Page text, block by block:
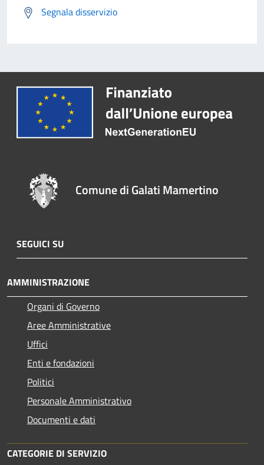
Segnala disservizio
Comune di Galati Mamertino
SEGUICI SU
AMMINISTRAZIONE
Organi di Governo
Aree Amministrative
Uffici
Enti e fondazioni
Politici
Personale Amministrativo
Documenti e dati
CATEGORIE DI SERVIZIO